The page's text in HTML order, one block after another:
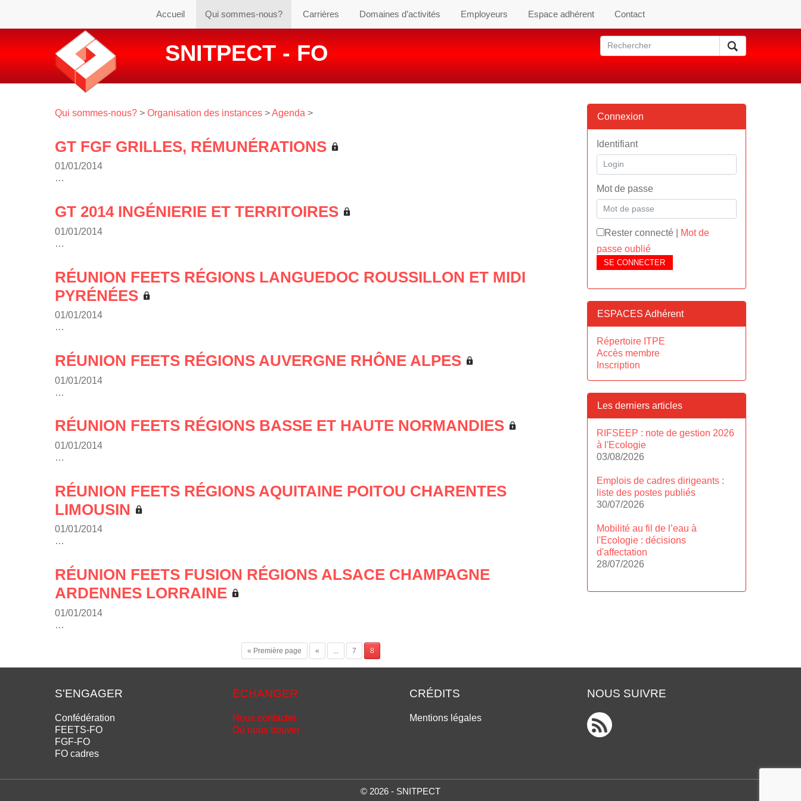
Accueil Qui sommes-nous? Carrières Domaines d’activités Employeurs Espace adhérent Contact
SNITPECT - FO
Qui sommes-nous? > Organisation des instances >Agenda >
GT FGF GRILLES, RÉMUNÉRATIONS
01/01/2014
…
GT 2014 INGÉNIERIE ET TERRITOIRES
01/01/2014
…
RÉUNION FEETS RÉGIONS LANGUEDOC ROUSSILLON ET MIDI
PYRÉNÉES
01/01/2014
…
RÉUNION FEETS RÉGIONS AUVERGNE RHÔNE ALPES
01/01/2014
…
RÉUNION FEETS RÉGIONS BASSE ET HAUTE NORMANDIES
01/01/2014
…
RÉUNION FEETS RÉGIONS AQUITAINE POITOU CHARENTES
LIMOUSIN
01/01/2014
…
RÉUNION FEETS FUSION RÉGIONS ALSACE CHAMPAGNE
ARDENNES LORRAINE
01/01/2014
…
« Première page « 7 8
Connexion
Identifiant
Mot de passe
Rester connecté|
Mot de
passe oublié
SE CONNECTER
ESPACES Adhérent
Répertoire ITPE
Accès membre
Inscription
Les derniers articles
RIFSEEP : note de gestion 2026
à l'Ecologie
03/08/2026
Emplois de cadres dirigeants :
liste des postes publiés
30/07/2026
Mobilité au fil de l’eau à
l'Ecologie : décisions
d'affectation
28/07/2026
S'ENGAGER
Confédération
FEETS-FO
FGF-FO
FO cadres
ÉCHANGER
Nous contacter
Où nous trouver
CRÉDITS
Mentions légales
NOUS SUIVRE
© 2026 - SNITPECT